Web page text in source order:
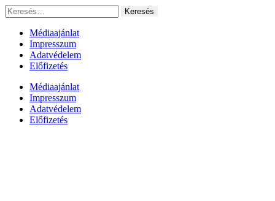
Ugrás
a
tartalomhoz
Keresés:
Médiaajánlat
Impresszum
Adatvédelem
Előfizetés
Médiaajánlat
Impresszum
Adatvédelem
Előfizetés